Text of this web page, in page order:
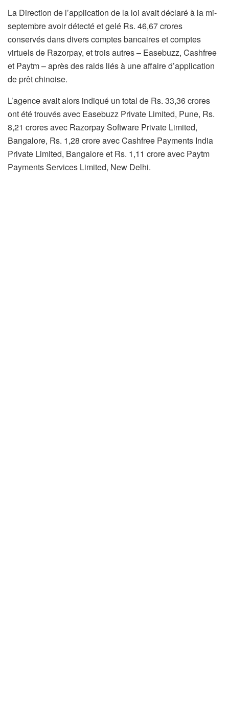
La Direction de l’application de la loi avait déclaré à la mi-
septembre avoir détecté et gelé Rs. 46,67 crores
conservés dans divers comptes bancaires et comptes
virtuels de Razorpay, et trois autres – Easebuzz, Cashfree
et Paytm – après des raids liés à une affaire d’application
de prêt chinoise.
L’agence avait alors indiqué un total de Rs. 33,36 crores
ont été trouvés avec Easebuzz Private Limited, Pune, Rs.
8,21 crores avec Razorpay Software Private Limited,
Bangalore, Rs. 1,28 crore avec Cashfree Payments India
Private Limited, Bangalore et Rs. 1,11 crore avec Paytm
Payments Services Limited, New Delhi.